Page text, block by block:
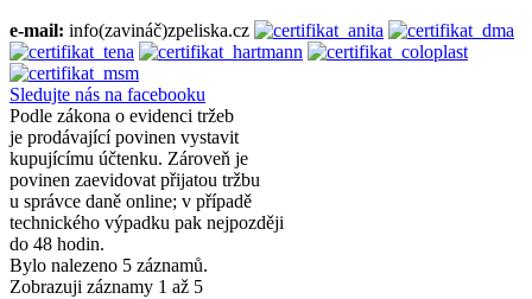
e-mail: info(zavináč)zpeliska.cz
Sledujte nás na facebooku
Podle zákona o evidenci tržeb
je prodávající povinen vystavit
kupujícímu účtenku. Zároveň je
povinen zaevidovat přijatou tržbu
u správce daně online; v případě
technického výpadku pak nejpozději
do 48 hodin.
Bylo nalezeno 5 záznamů.
Zobrazuji záznamy 1 až 5